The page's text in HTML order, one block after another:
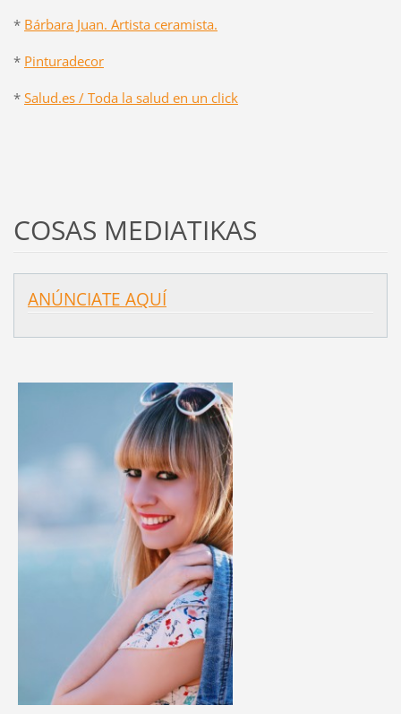
* Bárbara Juan. Artista ceramista.
* Pinturadecor
* Salud.es / Toda la salud en un click
COSAS MEDIATIKAS
ANÚNCIATE AQUÍ